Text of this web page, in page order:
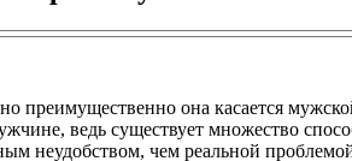
преимущественно она касается
ведь существует множество
неудобством, чем реальной